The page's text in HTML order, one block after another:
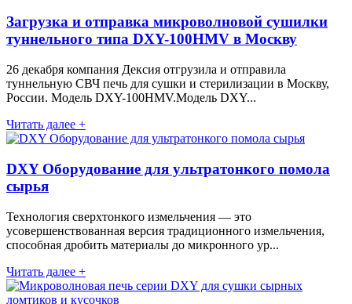
Загрузка и отправка микроволновой сушилки
туннельного типа DXY-100HMV в Москву
26 декабря компания Дексия отгрузила и отправила
туннельную СВЧ печь для сушки и стерилизации в Москву,
России. Модель DXY-100HMV.Модель DXY...
Читать далее +
DXY Оборудование для ультратонкого помола
сырья
Технология сверхтонкого измельчения — это
усовершенствованная версия традиционного измельчения,
способная дробить материалы до микронного ур...
Читать далее +